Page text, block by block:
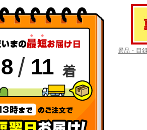
8 / 11 着
景品・目